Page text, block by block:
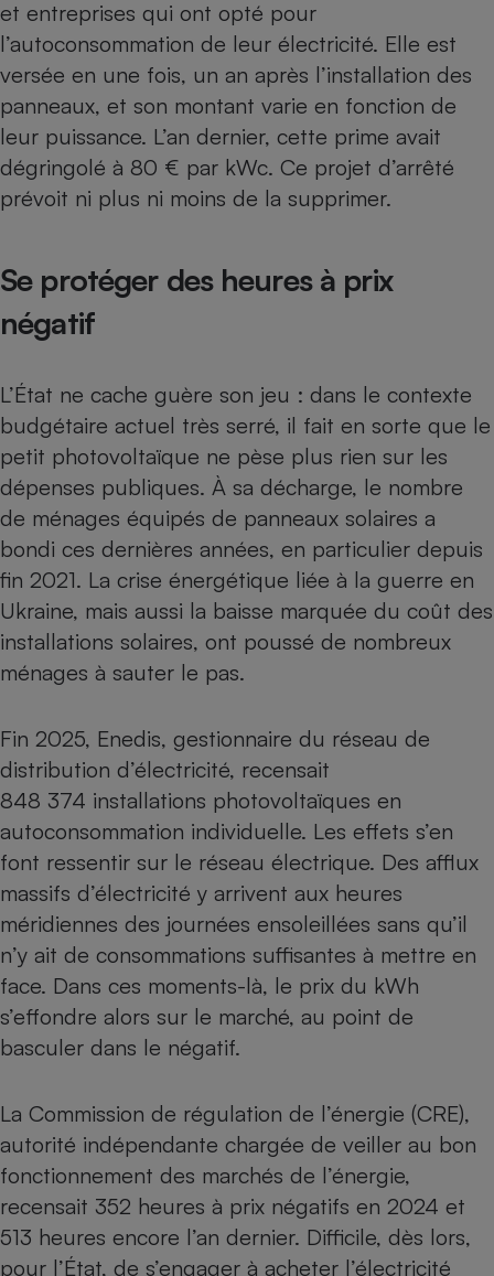
et entreprises qui ont opté pour
l’autoconsommation de leur électricité. Elle est
versée en une fois, un an après l’installation des
panneaux, et son montant varie en fonction de
leur puissance. L’an dernier, cette prime avait
dégringolé à 80 € par kWc. Ce projet d’arrêté
prévoit ni plus ni moins de la supprimer.
Se protéger des heures à prix
négatif
L’État ne cache guère son jeu : dans le contexte
budgétaire actuel très serré, il fait en sorte que le
petit photovoltaïque ne pèse plus rien sur les
dépenses publiques. À sa décharge, le nombre
de ménages équipés de panneaux solaires a
bondi ces dernières années, en particulier depuis
fin 2021. La crise énergétique liée à la guerre en
Ukraine, mais aussi la baisse marquée du coût des
installations solaires, ont poussé de nombreux
ménages à sauter le pas.
Fin 2025, Enedis, gestionnaire du réseau de
distribution d’électricité, recensait
848 374 installations photovoltaïques en
autoconsommation individuelle. Les effets s’en
font ressentir sur le réseau électrique. Des afflux
massifs d’électricité y arrivent aux heures
méridiennes des journées ensoleillées sans qu’il
n’y ait de consommations suffisantes à mettre en
face. Dans ces moments-là, le prix du kWh
s’effondre alors sur le marché, au point de
basculer dans le négatif.
La Commission de régulation de l’énergie (CRE),
autorité indépendante chargée de veiller au bon
fonctionnement des marchés de l’énergie,
recensait 352 heures à prix négatifs en 2024 et
513 heures encore l’an dernier. Difficile, dès lors,
pour l’État, de s’engager à acheter l’électricité